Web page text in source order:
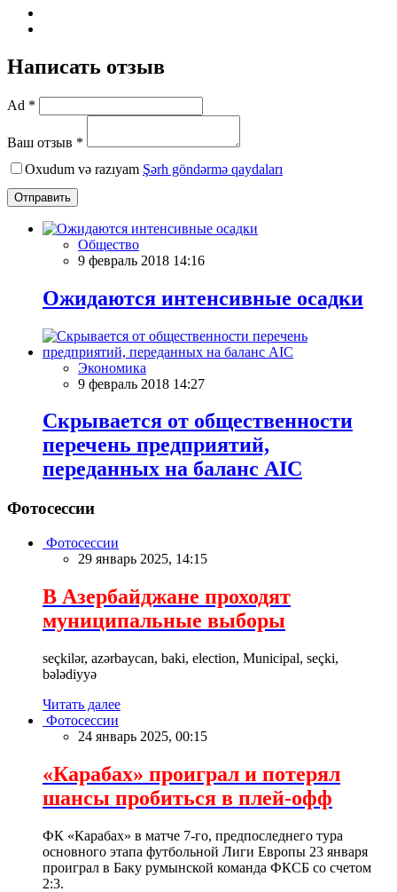
Написать отзыв
Ad *
Ваш отзыв *
Oxudum və razıyam Şərh göndərmə qaydaları
Отправить
Общество
9 февраль 2018 14:16
Ожидаются интенсивные осадки
Экономика
9 февраль 2018 14:27
Скрывается от общественности
перечень предприятий,
переданных на баланс AIC
Фотосессии
Фотосессии
29 январь 2025, 14:15
В Азербайджане проходят
муниципальные выборы
seçkilər, azərbaycan, baki, election, Municipal, seçki,
bələdiyyə
Читать далее
Фотосессии
24 январь 2025, 00:15
«Карабах» проиграл и потерял
шансы пробиться в плей-офф
ФК «Карабах» в матче 7-го, предпоследнего тура
основного этапа футбольной Лиги Европы 23 января
проиграл в Баку румынской команда ФКСБ со счетом
2:3.